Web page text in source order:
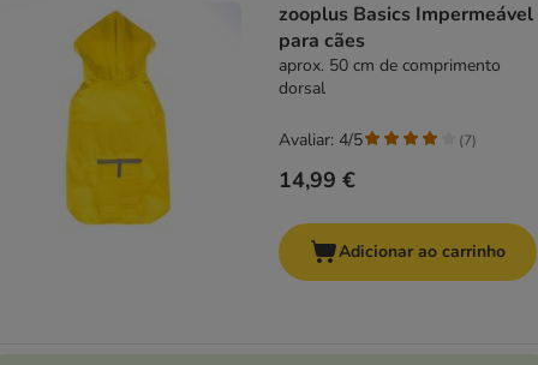
zooplus Basics Impermeável
para cães
aprox. 50 cm de comprimento
dorsal
14,99 €
Avaliar: 4/5 (7)
Adicionar ao carrinho